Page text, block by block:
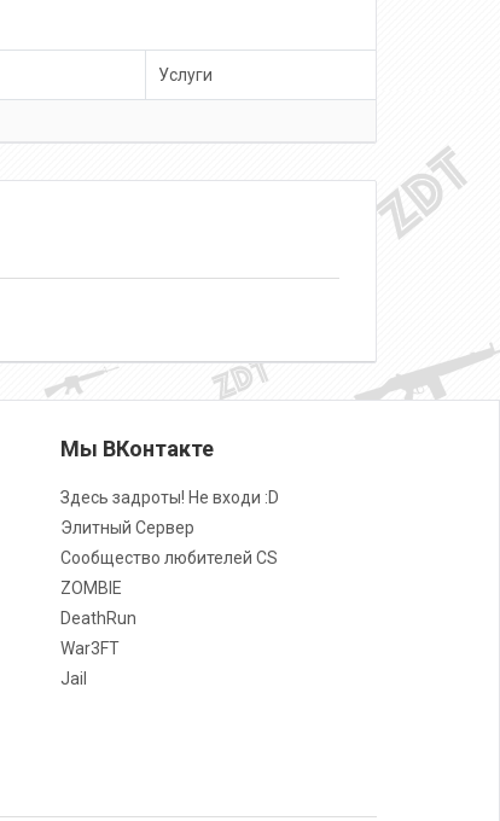
Услуги
Мы ВКонтакте
Здесь задроты! Не входи :D
Элитный Сервер
Сообщество любителей CS
ZOMBIE
DeathRun
War3FT
Jail